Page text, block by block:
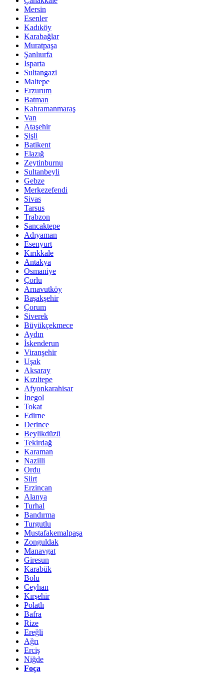
Mersin
Esenler
Kadıköy
Karabağlar
Muratpaşa
Şanlıurfa
Isparta
Sultangazi
Maltepe
Erzurum
Batman
Kahramanmaraş
Van
Ataşehir
Şişli
Batikent
Elazığ
Zeytinburnu
Sultanbeyli
Gebze
Merkezefendi
Sivas
Tarsus
Trabzon
Sancaktepe
Adıyaman
Esenyurt
Kırıkkale
Antakya
Osmaniye
Çorlu
Arnavutköy
Başakşehir
Çorum
Siverek
Büyükçekmece
Aydın
İskenderun
Viranşehir
Uşak
Aksaray
Kızıltepe
Afyonkarahisar
İnegol
Tokat
Edirne
Derince
Beylikdüzü
Tekirdağ
Karaman
Nazilli
Ordu
Siirt
Erzincan
Alanya
Turhal
Bandırma
Turgutlu
Mustafakemalpaşa
Zonguldak
Manavgat
Giresun
Karabük
Bolu
Ceyhan
Kırşehir
Polatlı
Bafra
Rize
Ereğli
Ağrı
Erciş
Niğde
Foça